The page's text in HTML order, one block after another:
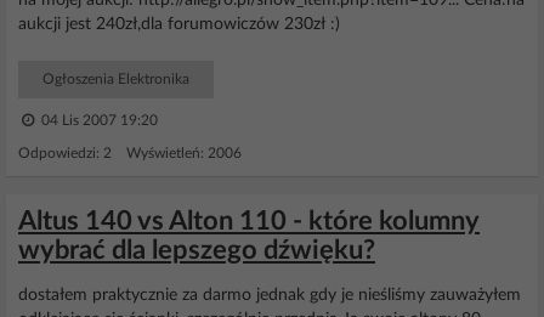
aukcji jest 240zł,dla forumowiczów 230zł :)
Ogłoszenia Elektronika
04 Lis 2007 19:20
Odpowiedzi: 2 Wyświetleń: 2006
Altus 140 vs Alton 110 - które kolumny
wybrać dla lepszego dźwięku?
dostałem praktycznie za darmo jednak gdy je nieśliśmy zauważyłem